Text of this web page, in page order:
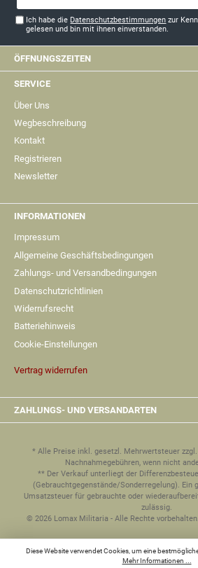
Ich habe die Datenschutzbestimmungen zur
gelesen und bin mit ihnen einverstanden.
ÖFFNUNGSZEITEN
SERVICE
Über Uns
Wegbeschreibung
Kontakt
Registrieren
Newsletter
INFORMATIONEN
Impressum
Allgemeine Geschäftsbedingungen
Zahlungs- und Versandbedingungen
Datenschutzrichtlinien
Widerrufsrecht
Batteriehinweis
Cookie-Einstellungen
Vertrag widerrufen
ZAHLUNGS- UND VERSANDARTEN
* Alle Preise inkl. gesetzl. Mehrwertsteuer zzgl.
Nachnahmegebühren, wenn nicht
** Der Verkauf unterliegt der
(Gebrauchtgegenstände/Sonderregelung). Ein
Umsatzsteuer für gebrauchte oder
zulässig.
© 2026 Lomax Militaria - Alle Rechte
Diese Website verwendet Cookies, um eine
Mehr Informationen ...